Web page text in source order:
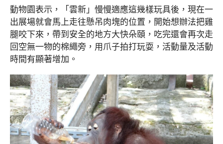
動物園表示，「雲新」慢慢適應這幾樣玩具後，現在一
出展場就會馬上走往懸吊肉塊的位置，開始想辦法把雞
腿咬下來，帶到安全的地方大快朵頤，吃完還會再次走
回空無一物的棉繩旁，用爪子拍打玩耍，活動量及活動
時間有顯著增加。